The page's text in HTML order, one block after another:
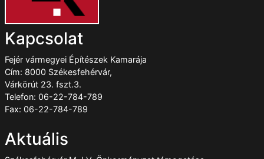
Kapcsolat
Fejér vármegyei Építészek Kamarája
Cím: 8000 Székesfehérvár,
Várkörút 23. fszt.3.
Telefon: 06-22-784-789
Fax: 06-22-784-789
Aktuális